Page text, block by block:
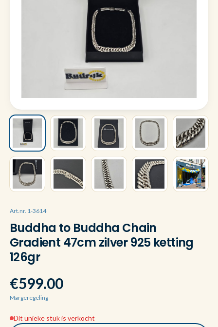
Art.nr. 1-3614
Buddha to Buddha Chain
Gradient 47cm zilver 925 ketting
126gr
€599.00
Margeregeling
Dit unieke stuk is verkocht